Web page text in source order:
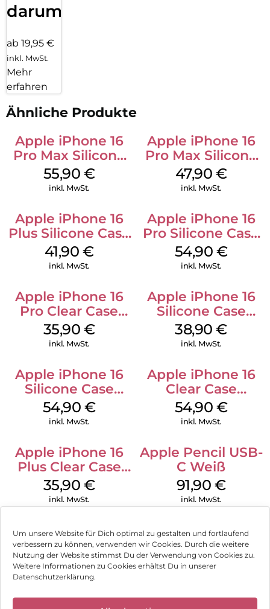
Um unsere Website für Dich optimal zu gestalten und fortlaufend
verbessern zu können, verwenden wir Cookies. Durch die weitere
Nutzung der Website stimmst Du der Verwendung von Cookies zu.
Weitere Informationen zu Cookies erhältst Du in unserer
Datenschutzerklärung.
darum!
ab 19,95 €
inkl. MwSt.
Mehr
erfahren
Ähnliche Produkte
Apple iPhone 16
Pro Max Silicone
Case MagSafe
Stone Gray
55,90 €
inkl. MwSt.
Apple iPhone 16
Pro Max Silicone
Case MagSafe
Black
47,90 €
inkl. MwSt.
Apple iPhone 16
Plus Silicone Case
MagSafe Stone
Gray
41,90 €
inkl. MwSt.
Apple iPhone 16
Pro Silicone Case
MagSafe Black
54,90 €
inkl. MwSt.
Apple iPhone 16
Pro Clear Case
MagSafe
Transparent
35,90 €
inkl. MwSt.
Apple iPhone 16
Silicone Case
MagSafe
Ultramarine
38,90€
inkl. MwSt.
Apple iPhone 16
Silicone Case
MagSafe Lake
Green
54,90 €
inkl. MwSt.
Apple iPhone 16
Clear Case
MagSafe
Transparent
54,90 €
inkl. MwSt.
Apple iPhone 16
Plus Clear Case
MagSafe
Transparent
35,90 €
inkl. MwSt.
Apple Pencil USB-
C Weiß
91,90 €
inkl. MwSt.
Impressum